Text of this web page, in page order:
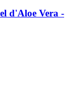
d'Aloe Vera -​